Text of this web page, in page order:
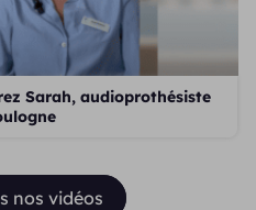
Sarah, audioprothésiste
nos vidéos